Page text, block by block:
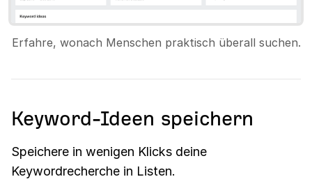
Erfahre, wonach Menschen praktisch überall suchen.
Keyword-Ideen speichern
Speichere in wenigen Klicks deine
Keywordrecherche in Listen.